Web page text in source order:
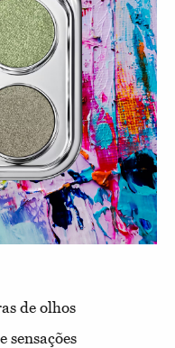
de olhos
sensações